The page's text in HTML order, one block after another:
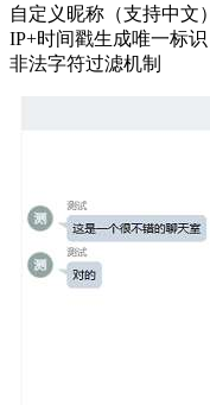
自定义昵称（支持中文）
IP+时间戳生成唯一标识
非法字符过滤机制